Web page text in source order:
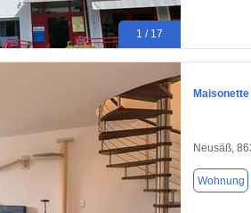
1 / 17
Neusäß,
Wohnung